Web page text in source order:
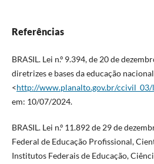
Referências
BRASIL. Lei n.º 9.394, de 20 de
diretrizes e bases da educação
<http://www.planalto.gov.br/
em: 10/07/2024.
BRASIL. Lei n.º 11.892 de 29 de
Federal de Educação Profissional,
Institutos Federais de Educação,